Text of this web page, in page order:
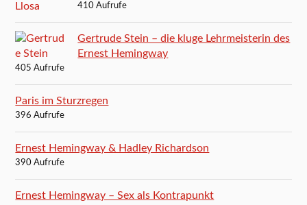
410 Aufrufe
Gertrude Stein – die kluge Lehrmeisterin des
Ernest Hemingway
405 Aufrufe
Paris im Sturzregen
396 Aufrufe
Ernest Hemingway & Hadley Richardson
390 Aufrufe
Ernest Hemingway – Sex als Kontrapunkt